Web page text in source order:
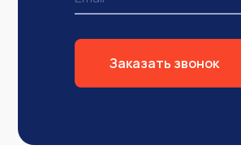
Заказать звонок